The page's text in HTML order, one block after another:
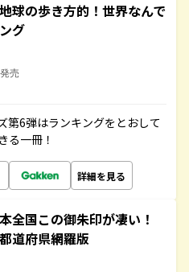
球の歩き方的！世界なんで
グ
売
第6弾はランキングをとおして
る一冊！
詳細を見る
全国この御朱印が凄い！
道府県網羅版